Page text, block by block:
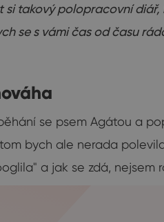
si takový polopracovní
se s vámi čas od času
se psem Agátou a
bych ale nerada
a jak se zdá,